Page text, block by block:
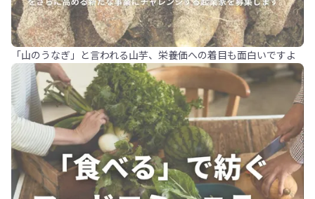
「山のうなぎ」と言われる山芋、栄養価への着目も面白いですよ